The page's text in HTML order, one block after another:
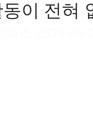
이 전혀